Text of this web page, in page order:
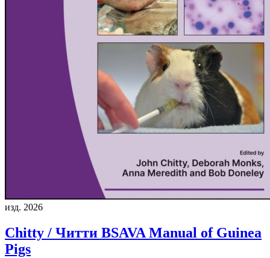
изд. 2026
Chitty / Читти BSAVA Manual of Guinea
Pigs